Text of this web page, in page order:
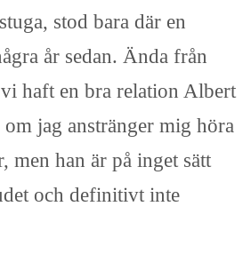
stod bara där en
år sedan. Ända från
haft en bra relation Albert
jag anstränger mig höra
men han är på inget sätt
och definitivt inte